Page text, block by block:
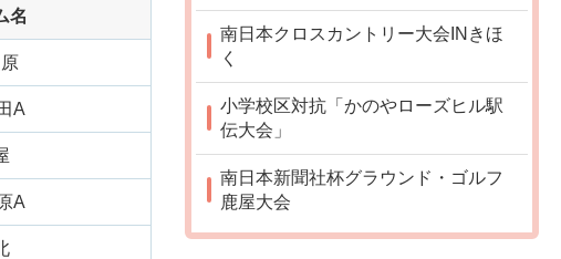
名
A
A
南日本クロスカントリー大会INきほ
く
小学校区対抗「かのやローズヒル駅
伝大会」
南日本新聞社杯グラウンド・ゴルフ
鹿屋大会